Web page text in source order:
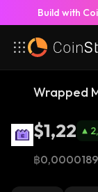
Build with
Wrapped
$1,22
฿